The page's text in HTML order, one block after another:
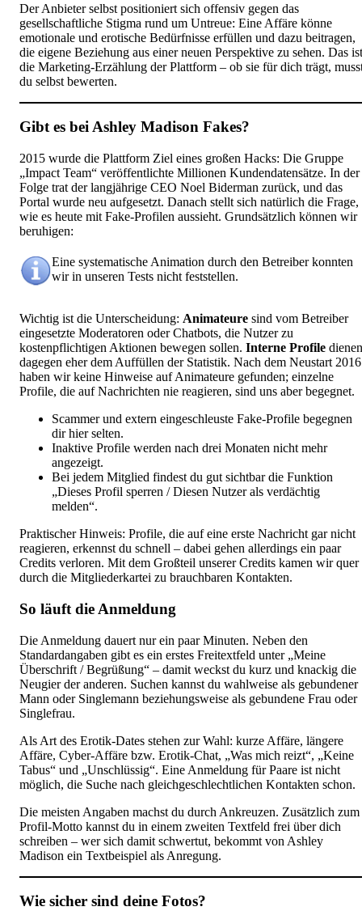
Der Anbieter selbst positioniert sich offensiv gegen das
gesellschaftliche Stigma rund um Untreue: Eine Affäre könne
emotionale und erotische Bedürfnisse erfüllen und dazu beitragen,
die eigene Beziehung aus einer neuen Perspektive zu sehen. Das ist
die Marketing-Erzählung der Plattform – ob sie für dich trägt,
du selbst bewerten.
Gibt es bei Ashley Madison Fakes?
2015 wurde die Plattform Ziel eines großen Hacks: Die Gruppe
„Impact Team“ veröffentlichte Millionen Kundendatensätze. In der
Folge trat der langjährige CEO Noel Biderman zurück, und das
Portal wurde neu aufgesetzt. Danach stellt sich natürlich die Frage,
wie es heute mit Fake-Profilen aussieht. Grundsätzlich können wir
beruhigen:
Eine systematische Animation durch den Betreiber konnten
wir in unseren Tests nicht feststellen.
Wichtig ist die Unterscheidung: Animateure sind vom Betreiber
eingesetzte Moderatoren oder Chatbots, die Nutzer zu
kostenpflichtigen Aktionen bewegen sollen. Interne Profile dienen
dagegen eher dem Auffüllen der Statistik. Nach dem Neustart 2016
haben wir keine Hinweise auf Animateure gefunden; einzelne
Profile, die auf Nachrichten nie reagieren, sind uns aber begegnet.
Scammer und extern eingeschleuste Fake-Profile begegnen
dir hier selten.
Inaktive Profile werden nach drei Monaten nicht mehr
angezeigt.
Bei jedem Mitglied findest du gut sichtbar die Funktion
„Dieses Profil sperren / Diesen Nutzer als verdächtig
melden“.
Praktischer Hinweis: Profile, die auf eine erste Nachricht gar nicht
reagieren, erkennst du schnell – dabei gehen allerdings ein paar
Credits verloren. Mit dem Großteil unserer Credits kamen wir quer
durch die Mitgliederkartei zu brauchbaren Kontakten.
So läuft die Anmeldung
Die Anmeldung dauert nur ein paar Minuten. Neben den
Standardangaben gibt es ein erstes Freitextfeld unter „Meine
Überschrift / Begrüßung“ – damit weckst du kurz und knackig die
Neugier der anderen. Suchen kannst du wahlweise als gebundener
Mann oder Singlemann beziehungsweise als gebundene Frau oder
Singlefrau.
Als Art des Erotik-Dates stehen zur Wahl: kurze Affäre, längere
Affäre, Cyber-Affäre bzw. Erotik-Chat, „Was mich reizt“, „Keine
Tabus“ und „Unschlüssig“. Eine Anmeldung für Paare ist nicht
möglich, die Suche nach gleichgeschlechtlichen Kontakten schon.
Die meisten Angaben machst du durch Ankreuzen. Zusätzlich zum
Profil-Motto kannst du in einem zweiten Textfeld frei über dich
schreiben – wer sich damit schwertut, bekommt von Ashley
Madison ein Textbeispiel als Anregung.
Wie sicher sind deine Fotos?